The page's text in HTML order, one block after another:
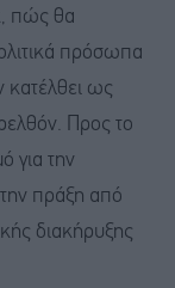
πώς θα
πρόσωπα
κατέλθει ως
Προς το
για την
πράξη από
διακήρυξης